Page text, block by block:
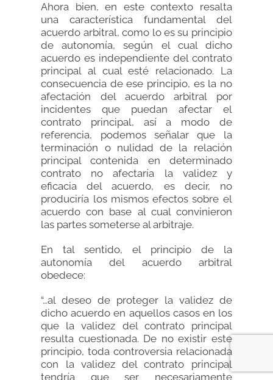
Ahora bien, en este contexto resalta
una característica fundamental del
acuerdo arbitral, como lo es su principio
de autonomía, según el cual dicho
acuerdo es independiente del contrato
principal al cual esté relacionado. La
consecuencia de ese principio, es la no
afectación del acuerdo arbitral por
incidentes que puedan afectar el
contrato principal, así a modo de
referencia, podemos señalar que la
terminación o nulidad de la relación
principal contenida en determinado
contrato no afectaría la validez y
eficacia del acuerdo, es decir, no
produciría los mismos efectos sobre el
acuerdo con base al cual convinieron
las partes someterse al arbitraje.
En tal sentido, el principio de la
autonomía del acuerdo arbitral
obedece:
“…al deseo de proteger la validez de
dicho acuerdo en aquellos casos en los
que la validez del contrato principal
resulta cuestionada. De no existir este
principio, toda controversia relacionada
con la validez del contrato principal
tendría que ser necesariamente